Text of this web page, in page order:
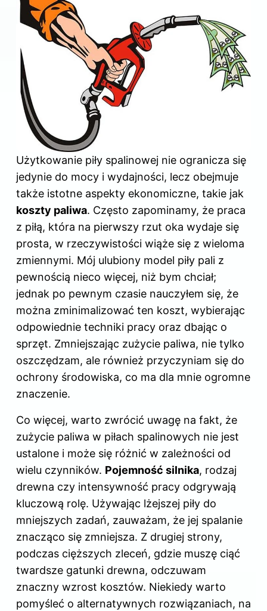
Użytkowanie piły spalinowej nie ogranicza się
jedynie do mocy i wydajności, lecz obejmuje
także istotne aspekty ekonomiczne, takie jak
koszty paliwa. Często zapominamy, że praca
z piłą, która na pierwszy rzut oka wydaje się
prosta, w rzeczywistości wiąże się z wieloma
zmiennymi. Mój ulubiony model piły pali z
pewnością nieco więcej, niż bym chciał;
jednak po pewnym czasie nauczyłem się, że
można zminimalizować ten koszt, wybierając
odpowiednie techniki pracy oraz dbając o
sprzęt. Zmniejszając zużycie paliwa, nie tylko
oszczędzam, ale również przyczyniam się do
ochrony środowiska, co ma dla mnie ogromne
znaczenie.
Co więcej, warto zwrócić uwagę na fakt, że
zużycie paliwa w piłach spalinowych nie jest
ustalone i może się różnić w zależności od
wielu czynników. Pojemność silnika, rodzaj
drewna czy intensywność pracy odgrywają
kluczową rolę. Używając lżejszej piły do
mniejszych zadań, zauważam, że jej spalanie
znacząco się zmniejsza. Z drugiej strony,
podczas cięższych zleceń, gdzie muszę ciąć
twardsze gatunki drewna, odczuwam
znaczny wzrost kosztów. Niekiedy warto
pomyśleć o alternatywnych rozwiązaniach, na